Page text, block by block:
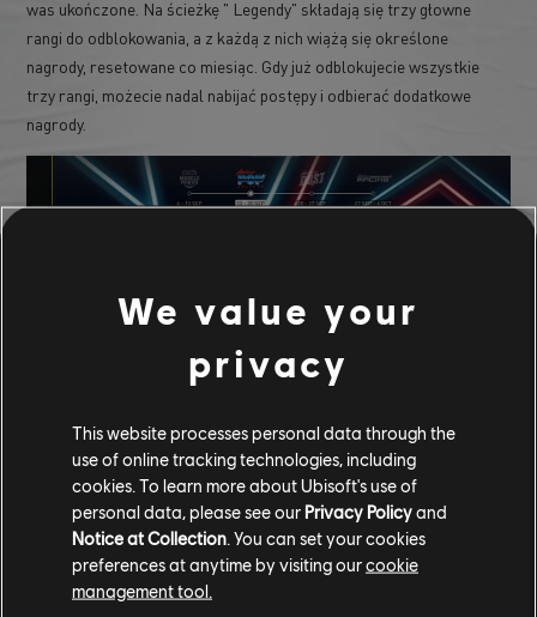
was ukończone. Na ścieżkę " Legendy" składają się trzy głowne
rangi do odblokowania, a z każdą z nich wiążą się określone
nagrody, resetowane co miesiąc. Gdy już odblokujecie wszystkie
trzy rangi, możecie nadal nabijać postępy i odbierać dodatkowe
nagrody.
ZOSTAWCIE PO SOBIE ŚLAD NA MOTORFEST
W ramach funkcji Car Meet, możecie obejrzeć "Aleję Sław"
Motorfest. Najlepszy gracz ścieżki "Legendy" na koniec miesiąca
znajdzie swoje imię zapisane w historii The Crew Motorfest.
We value your
privacy
This website processes personal data through the
use of online tracking technologies, including
cookies. To learn more about Ubisoft's use of
personal data, please see our Privacy Policyand
Notice at Collection . You can set your cookies
preferences at anytime by visiting ourcookie
management tool.